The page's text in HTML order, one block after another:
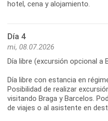
Día 4
mi, 08.07.2026
Día libre (excursión opcional a
Día libre con estancia en
Posibilidad de realizar
visitando Braga y Barcelos.
de viajes o al asistente en